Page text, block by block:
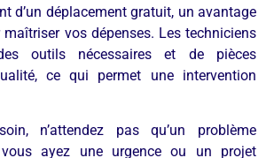
d’un déplacement gratuit, un avantage
vos dépenses. Les techniciens
outils nécessaires et de pièces
ce qui permet une intervention
n’attendez pas qu’un problème
vous ayez une urgence ou un projet